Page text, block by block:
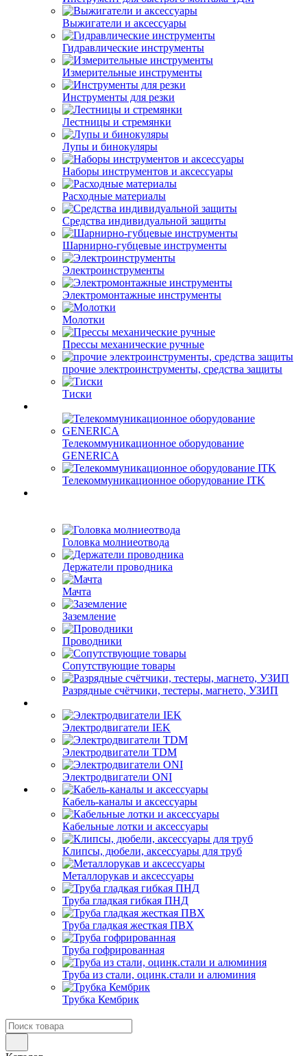
Выжигатели и аксессуары
Гидравлические инструменты
Измерительные инструменты
Инструменты для резки
Лестницы и стремянки
Лупы и бинокуляры
Наборы инструментов и аксессуары
Расходные материалы
Средства индивидуальной защиты
Шарнирно-губцевые инструменты
Электроинструменты
Электромонтажные инструменты
Молотки
Прессы механические ручные
прочие электроинструменты, средства защиты
Тиски
Телекоммуникационное оборудование
GENERICA
Телекоммуникационное оборудование ITK
Головка молниеотвода
Держатели проводника
Мачта
Заземление
Проводники
Сопутствующие товары
Разрядные счётчики, тестеры, магнето, УЗИП
Электродвигатели IEK
Электродвигатели TDM
Электродвигатели ONI
Кабель-каналы и аксессуары
Кабельные лотки и аксессуары
Клипсы, дюбели, аксессуары для труб
Металлорукав и аксессуары
Труба гладкая гибкая ПНД
Труба гладкая жесткая ПВХ
Труба гофрированная
Труба из стали, оцинк.стали и алюминия
Трубка Кембрик